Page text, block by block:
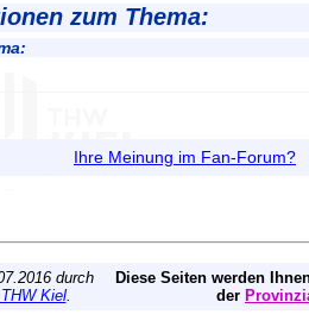
zum Thema:
Ihre Meinung im Fan-Forum?
durch
Kiel.
Diese Seiten werden
der